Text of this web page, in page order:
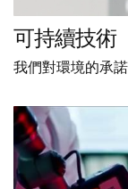
可持續技術
我們對環境的承